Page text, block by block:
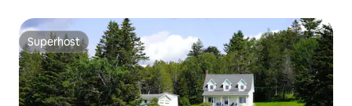
Superhost
Superhost